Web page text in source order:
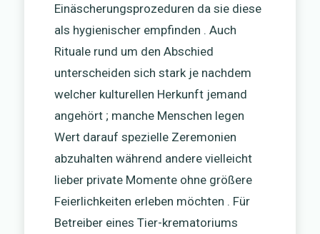
Einäscherungsprozeduren da sie diese
als hygienischer empfinden . Auch
Rituale rund um den Abschied
unterscheiden sich stark je nachdem
welcher kulturellen Herkunft jemand
angehört ; manche Menschen legen
Wert darauf spezielle Zeremonien
abzuhalten während andere vielleicht
lieber private Momente ohne größere
Feierlichkeiten erleben möchten . Für
Betreiber eines Tier-krematoriums